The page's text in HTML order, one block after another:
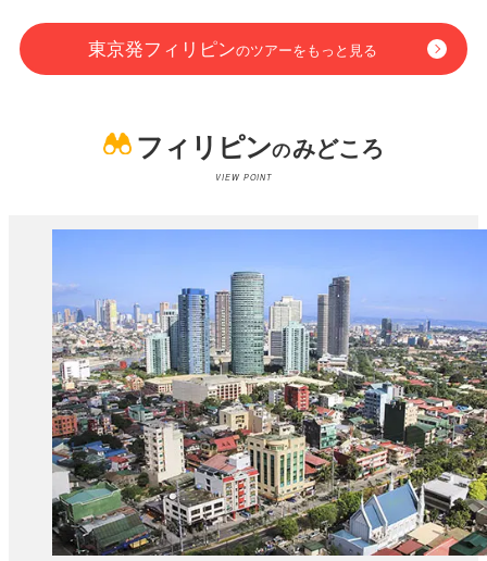
東京発フィリピンのツアーをもっと見る
フィリピンの みどころ
VIEW POINT